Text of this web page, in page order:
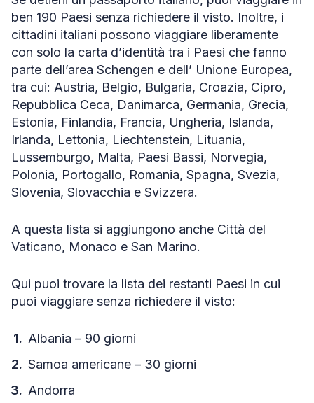
ben 190 Paesi senza richiedere il visto. Inoltre, i
cittadini italiani possono viaggiare liberamente
con solo la carta d’identità tra i Paesi che fanno
parte dell’area Schengen e dell’ Unione Europea,
tra cui: Austria, Belgio, Bulgaria, Croazia, Cipro,
Repubblica Ceca, Danimarca, Germania, Grecia,
Estonia, Finlandia, Francia, Ungheria, Islanda,
Irlanda, Lettonia, Liechtenstein, Lituania,
Lussemburgo, Malta, Paesi Bassi, Norvegia,
Polonia, Portogallo, Romania, Spagna, Svezia,
Slovenia, Slovacchia e Svizzera.
A questa lista si aggiungono anche Città del
Vaticano, Monaco e San Marino.
Qui puoi trovare la lista dei restanti Paesi in cui
puoi viaggiare senza richiedere il visto:
Albania – 90 giorni
Samoa americane – 30 giorni
Andorra